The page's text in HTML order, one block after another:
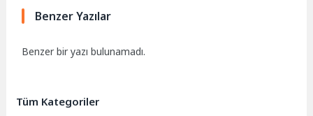
Benzer Yazılar
Benzer bir yazı bulunamadı.
Tüm Kategoriler